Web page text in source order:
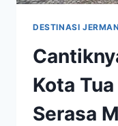
DESTINASI JERMAN
Kota
Serasa